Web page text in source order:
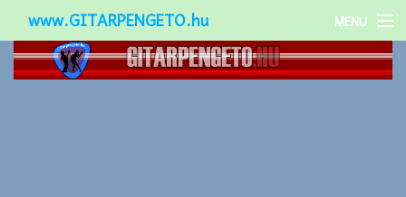
www.GITARPENGETO.hu MENU
Népszerű-